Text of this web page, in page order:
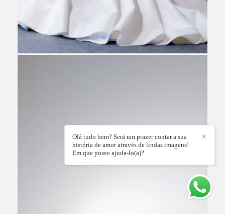
✕
Olá tudo bem? Será um prazer contar a sua
história de amor através de lindas imagens!
Em que posso ajuda-lo(a)?